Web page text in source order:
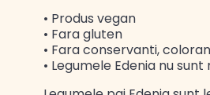
• Produs vegan
• Fara gluten
• Fara conservanti,
• Legumele Edenia nu